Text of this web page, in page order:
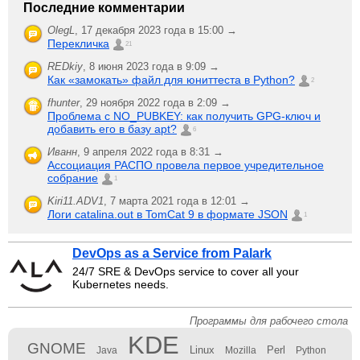
Последние комментарии
OlegL, 17 декабря 2023 года в 15:00 →
Перекличка 21
REDkiy, 8 июня 2023 года в 9:09 →
Как «замокать» файл для юниттеста в Python? 2
fhunter, 29 ноября 2022 года в 2:09 →
Проблема с NO_PUBKEY: как получить GPG-ключ и
добавить его в базу apt?
6
Иванн, 9 апреля 2022 года в 8:31 →
Ассоциация РАСПО провела первое учредительное
собрание
1
Kiri11.ADV1, 7 марта 2021 года в 12:01 →
Логи catalina.out в TomCat 9 в формате JSON 1
DevOps as a Service from Palark
24/7 SRE & DevOps service to cover all your
Kubernetes needs.
Программы для рабочего стола
GNOME Java KDE Linux Mozilla Perl
Python